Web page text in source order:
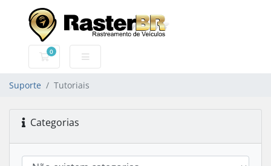
0
Carrinho de Compras
Suporte Tutoriais
Categorias